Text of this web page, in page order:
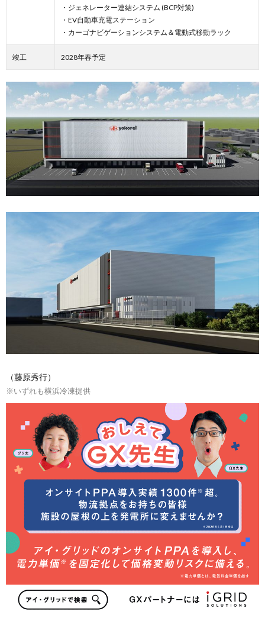
・ジェネレーター連結システム (BCP対策)
・EV自動車充電ステーション
・カーゴナビゲーションシステム＆電動式移動ラック
竣工 2028年春予定
（藤原秀行）
※いずれも横浜冷凍提供